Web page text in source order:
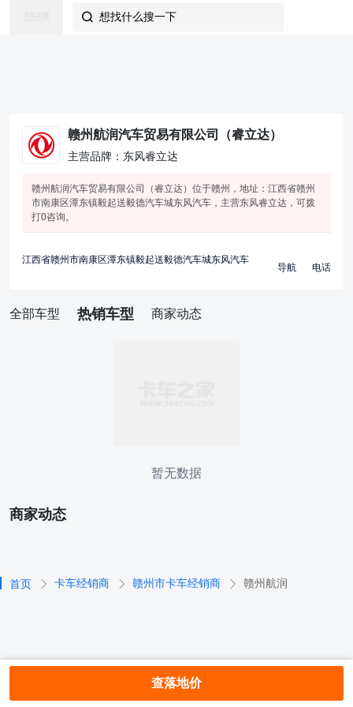
 想找什么搜一下
赣州航润汽车贸易有限公司（睿立达）
主营品牌：东风睿立达
赣州航润汽车贸易有限公司（睿立达）位于赣州，地址：江西省赣州
市南康区潭东镇毅起送毅德汽车城东风汽车，主营东风睿立达，可拨
打0咨询。
江西省赣州市南康区潭东镇毅起送毅德汽车城东风汽车
导航 电话
全部车型 热销车型 商家动态
暂无数据
商家动态
首页 卡车经销商 赣州市卡车经销商 赣州航润
查落地价